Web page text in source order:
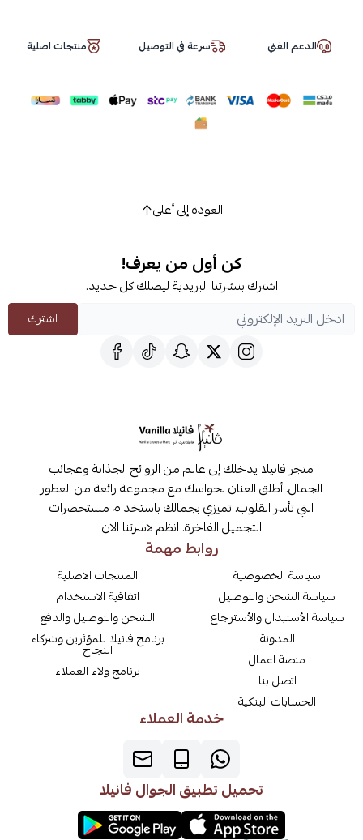
الدعم الفني سرعة في التوصيل منتجات اصلية
العودة إلى أعلى
كن أول من يعرف!
اشترك بنشرتنا البريدية ليصلك كل جديد.
اشترك
متجر فانيلا يدخلك إلى عالم من الروائح الجذابة وعجائب
الجمال. أطلق العنان لحواسك مع مجموعة رائعة من العطور
التي تأسر القلوب. تميزي بجمالك باستخدام مستحضرات
التجميل الفاخرة. انظم لاسرتنا الان
روابط مهمة
سياسة الخصوصية
سياسة الشحن والتوصيل
سياسة الأستبدال والأسترجاع
المدونة
منصة اعمال
اتصل بنا
الحسابات البنكية
المنتجات الاصلية
اتفاقية الاستخدام
الشحن والتوصيل والدفع
برنامج فانيلا للمؤثرين وشركاء
النجاح
برنامج ولاء العملاء
خدمة العملاء
تحميل تطبيق الجوال فانيلا